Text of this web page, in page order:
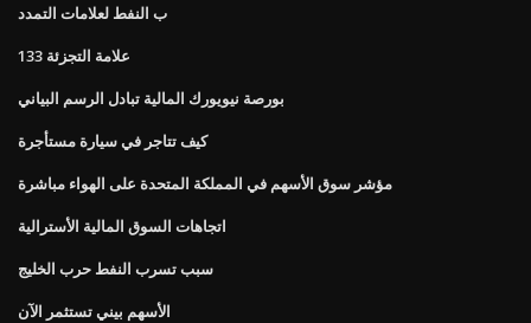
ب النفط لعلامات التمدد
133 علامة التجزئة
بورصة نيويورك المالية تبادل الرسم البياني
كيف تتاجر في سيارة مستأجرة
مؤشر سوق الأسهم في المملكة المتحدة على الهواء مباشرة
اتجاهات السوق المالية الأسترالية
سبب تسرب النفط حرب الخليج
الأسهم بيني تستثمر الآن